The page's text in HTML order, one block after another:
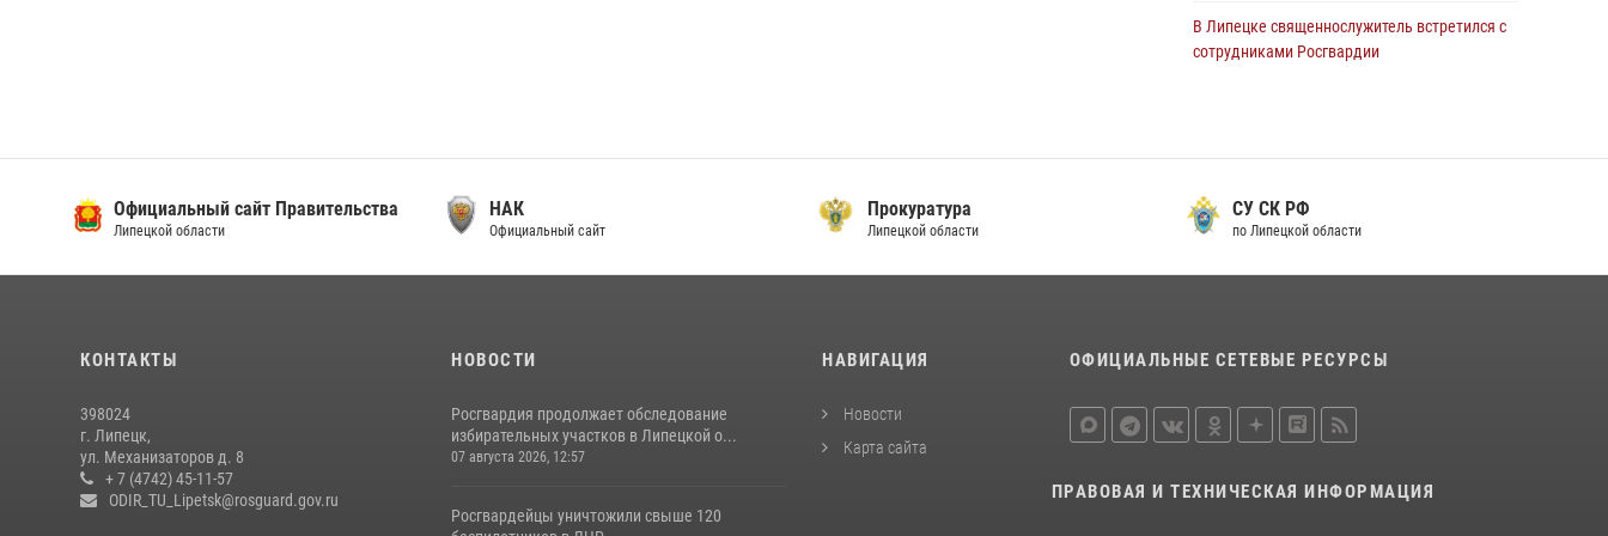
В Липецке священнослужитель встретился с
сотрудниками Росгвардии
граждан на праздновании Дня ВДВ в
03 августа 2026, 13:43
окончили курс служебной подготовки
Росгвардия обеспечила безопасность липчан
Официальный сайт Правительства
Липецкой области
НАК
Официальный сайт
Прокуратура
Липецкой области
СУ СК РФ
по Липецкой области
КОНТАКТЫ
398024
г. Липецк,
ул. Механизаторов д. 8
+ 7 (4742) 45-11-57
ODIR_TU_Lipetsk@rosguard.gov.ru
НОВОСТИ
Росгвардия продолжает обследование
избирательных участков в Липецкой о...
07 августа 2026, 12:57
Росгвардейцы уничтожили свыше 120
НАВИГАЦИЯ
Новости
Карта сайта
ОФИЦИАЛЬНЫЕ СЕТЕВЫЕ РЕСУРСЫ
ПРАВОВАЯ И ТЕХНИЧЕСКАЯ ИНФОРМАЦИЯ